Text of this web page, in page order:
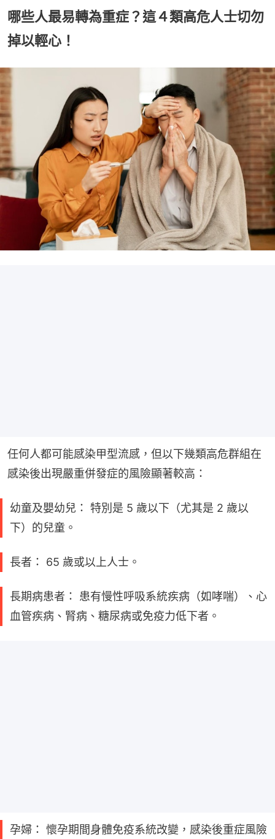
哪些人最易轉為重症？這４類高危人士切勿
掉以輕心！
任何人都可能感染甲型流感，但以下幾類高危群組在
感染後出現嚴重併發症的風險顯著較高：
幼童及嬰幼兒： 特別是 5 歲以下（尤其是 2 歲以
下）的兒童。
長者： 65 歲或以上人士。
長期病患者： 患有慢性呼吸系統疾病（如哮喘）、心
血管疾病、腎病、糖尿病或免疫力低下者。
孕婦： 懷孕期間身體免疫系統改變，感染後重症風險